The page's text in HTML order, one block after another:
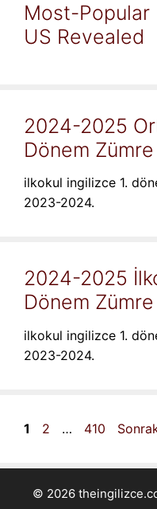
Most-Popular
US Revealed
2024-2025
Dönem Zümre
ilkokul ingilizce 1.
2023-2024.
2024-2025
Dönem Zümre
ilkokul ingilizce 1.
2023-2024.
Sayfa
1 Sayfa
2 … Sayfa
410
© 2026